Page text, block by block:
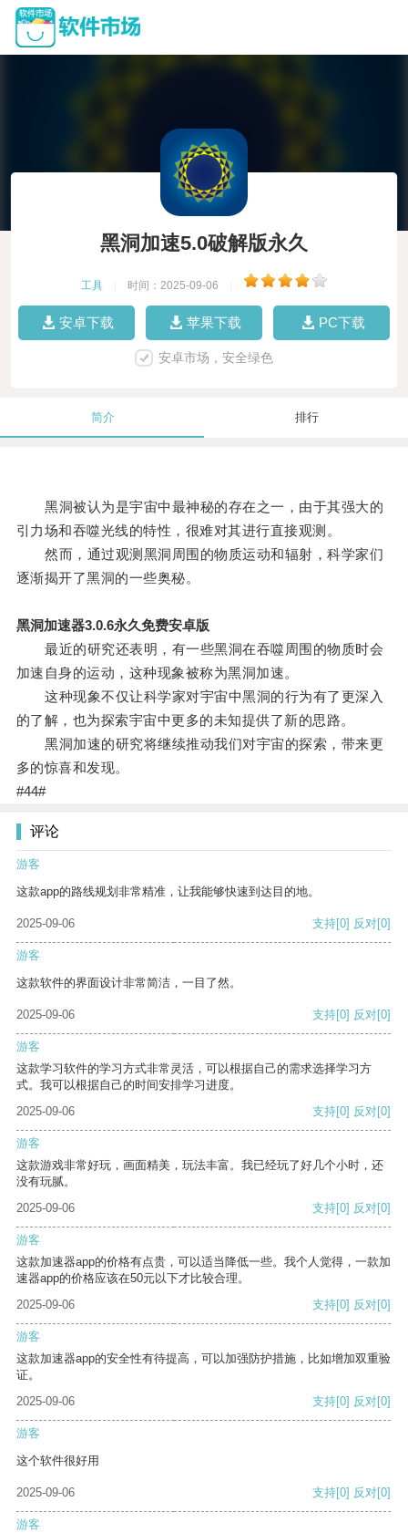
黑洞加速5.0破解版永久
工具 时间：2025-09-06
安卓下载 苹果下载 PC下载
安卓市场，安全绿色
简介 排行
黑洞被认为是宇宙中最神秘的存在之一，由于其强大的
引力场和吞噬光线的特性，很难对其进行直接观测。
然而，通过观测黑洞周围的物质运动和辐射，科学家们
逐渐揭开了黑洞的一些奥秘。
黑洞加速器3.0.6永久免费安卓版
最近的研究还表明，有一些黑洞在吞噬周围的物质时会
加速自身的运动，这种现象被称为黑洞加速。
这种现象不仅让科学家对宇宙中黑洞的行为有了更深入
的了解，也为探索宇宙中更多的未知提供了新的思路。
黑洞加速的研究将继续推动我们对宇宙的探索，带来更
多的惊喜和发现。
#44#
评论
游客
这款app的路线规划非常精准，让我能够快速到达目的地。
2025-09-06 支持[0] 反对[0]
游客
这款软件的界面设计非常简洁，一目了然。
2025-09-06 支持[0] 反对[0]
游客
这款学习软件的学习方式非常灵活，可以根据自己的需求选择学习方
式。我可以根据自己的时间安排学习进度。
2025-09-06
支持[0] 反对[0]
游客
这款游戏非常好玩，画面精美，玩法丰富。我已经玩了好几个小时，还
没有玩腻。
2025-09-06
支持[0] 反对[0]
游客
这款加速器app的价格有点贵，可以适当降低一些。我个人觉得，一款加
速器app的价格应该在50元以下才比较合理。
2025-09-06
支持[0] 反对[0]
游客
这款加速器app的安全性有待提高，可以加强防护措施，比如增加双重验
证。
2025-09-06
支持[0] 反对[0]
游客
这个软件很好用
2025-09-06 支持[0] 反对[0]
游客